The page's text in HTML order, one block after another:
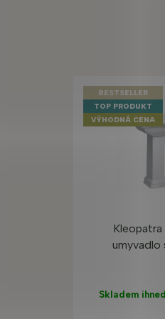
BESTSELLER
TOP PRODUKT
VÝHODNÁ CENA
Kleopatra
umyvadlo
Skladem